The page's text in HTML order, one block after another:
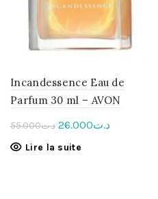
Incandessence Eau de
Parfum 30 ml – AVON
د.ت55.000
Le
prix
د.ت26.000
Le
Lire la suite